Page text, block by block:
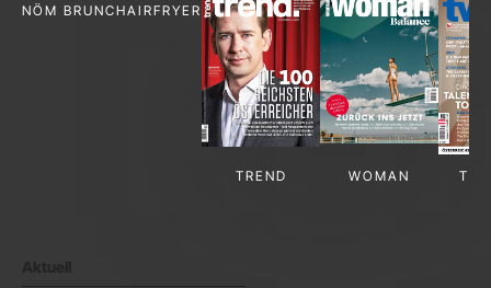
NÖM BRUNCHAIRFRYER
TREND WOMAN TV-